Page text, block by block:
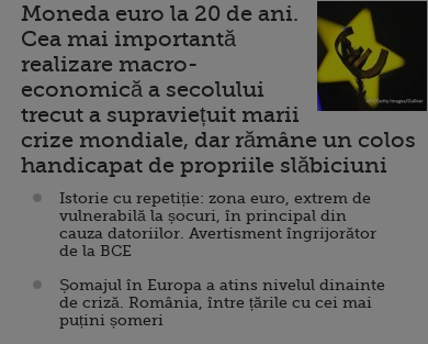
Moneda euro la 20 de ani.
Cea mai importantă
realizare macro-
economică a secolului
trecut a supraviețuit marii
crize mondiale, dar rămâne un colos
handicapat de propriile slăbiciuni
Istorie cu repetiție: zona euro, extrem de
vulnerabilă la șocuri, în principal din
cauza datoriilor. Avertisment îngrijorător
de la BCE
Șomajul în Europa a atins nivelul dinainte
de criză. România, între țările cu cei mai
puțini șomeri